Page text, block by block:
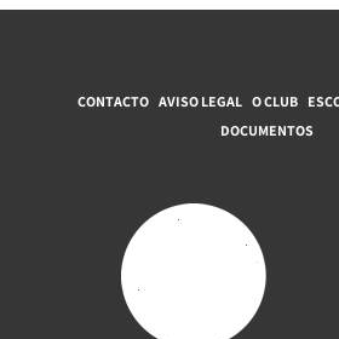
CONTACTO AVISO LEGAL O CLUB
DOCUMENTOS